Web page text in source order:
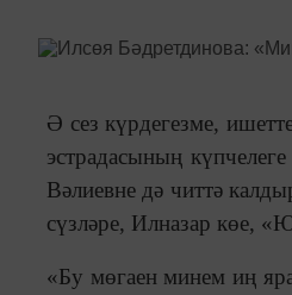
Ә сез күрдегезме,
эстрадасының
Вәлиевне дә читтә
сүзләре, Илназар көе,
«Бу мөгаен минем иң